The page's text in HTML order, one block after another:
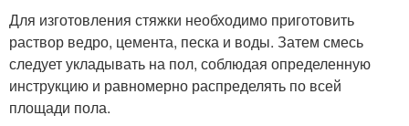
Для изготовления стяжки необходимо приготовить
раствор ведро, цемента, песка и воды. Затем смесь
следует укладывать на пол, соблюдая определенную
инструкцию и равномерно распределять по всей
площади пола.